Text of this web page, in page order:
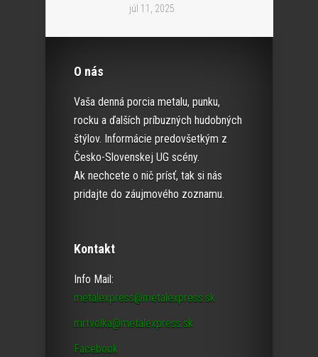
júl 11, 2025
O nás
Vaša denná porcia metalu, punku,
rocku a ďalších príbuzných hudobných
štýlov. Informácie predovšetkým z
Česko-Slovenskej UG scény.
Ak nechcete o nič prísť, tak si nás
pridajte do záujmového zoznamu.
Kontakt
Info Mail:
metalexpress@metalexpress.sk
mrtvolka@metalexpress.sk
Facebook